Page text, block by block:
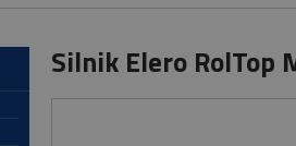
Silnik Elero RolTop